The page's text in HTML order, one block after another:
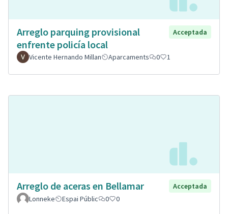
Arreglo parquing provisional
enfrente policía local
Acceptada
Vicente Hernando Millan Aparcaments 0 1
Arreglo de aceras en Bellamar
Acceptada
Lonneke
Espai Públic 0 0